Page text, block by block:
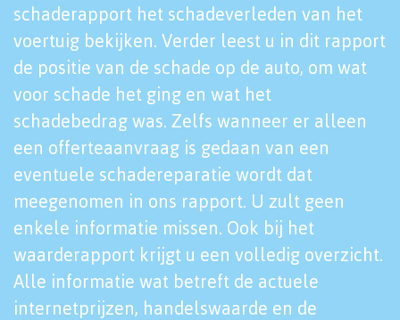
schaderapport het schadeverleden van het
voertuig bekijken. Verder leest u in dit rapport
de positie van de schade op de auto, om wat
voor schade het ging en wat het
schadebedrag was. Zelfs wanneer er alleen
een offerteaanvraag is gedaan van een
eventuele schadereparatie wordt dat
meegenomen in ons rapport. U zult geen
enkele informatie missen. Ook bij het
waarderapport krijgt u een volledig overzicht.
Alle informatie wat betreft de actuele
internetprijzen, handelswaarde en de